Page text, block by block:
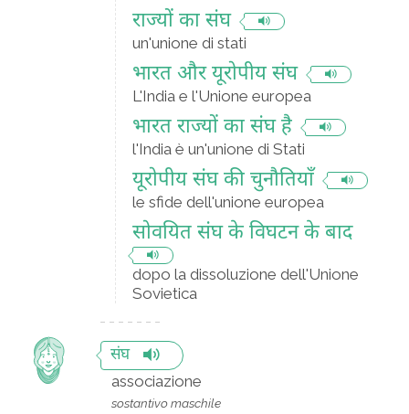
राज्यों का संघ
un'unione di stati
भारत और यूरोपीय संघ
L'India e l'Unione europea
भारत राज्यों का संघ है
l'India è un'unione di Stati
यूरोपीय संघ की चुनौतियाँ
le sfide dell'unione europea
सोवयित संघ के विघटन के बाद
dopo la dissoluzione dell'Unione
Sovietica
संघ
associazione
sostantivo maschile